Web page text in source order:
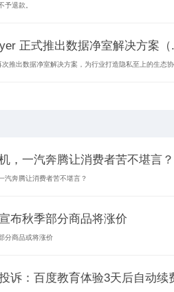
予退款。
正式推出数据净室解决方案（
推出数据净室解决方案，为行业打造隐私至上的生态协
，一汽奔腾让消费者苦不堪言？
汽奔腾让消费者苦不堪言？
布秋季部分商品将涨价
分商品或将涨价
诉：百度教育体验3天后自动续